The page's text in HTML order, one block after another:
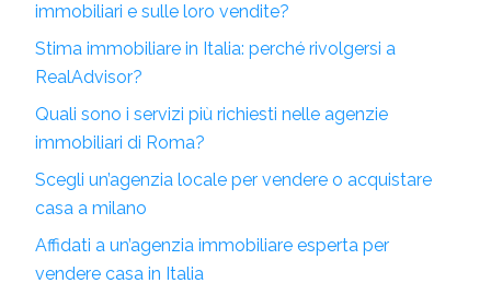
immobiliari e sulle loro vendite?
Stima immobiliare in Italia: perché rivolgersi a
RealAdvisor?
Quali sono i servizi più richiesti nelle agenzie
immobiliari di Roma?
Scegli un’agenzia locale per vendere o acquistare
casa a milano
Affidati a un’agenzia immobiliare esperta per
vendere casa in Italia